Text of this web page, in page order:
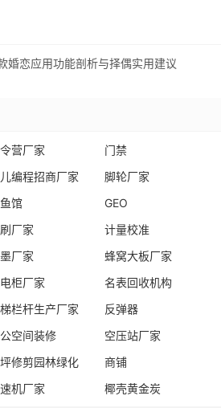
婚恋应用功能剖析与择偶实用建议
营厂家
门禁
编程招商厂家
脚轮厂家
馆
GEO
厂家
计量校准
厂家
蜂窝大板厂家
柜厂家
名表回收机构
栏杆生产厂家
反弹器
空间装修
空压站厂家
修剪园林绿化
商铺
机厂家 椰壳黄金炭